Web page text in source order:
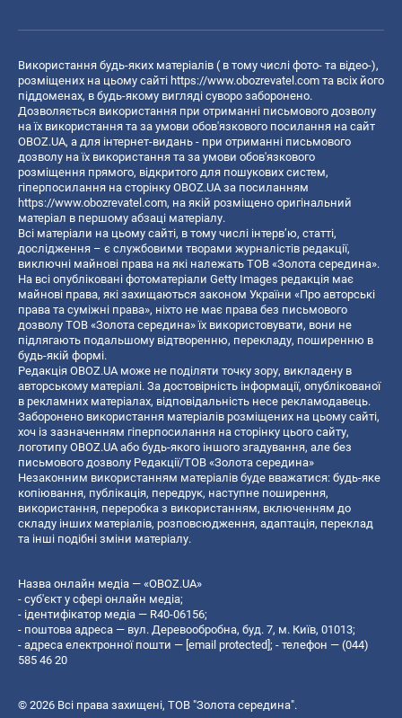
Використання будь-яких матеріалів ( в тому числі фото- та відео-),
розміщених на цьому сайті https://www.obozrevatel.com та всіх його
піддоменах, в будь-якому вигляді суворо заборонено.
Дозволяється використання при отриманні письмового дозволу
на їх використання та за умови обов'язкового посилання на сайт
OBOZ.UA, а для інтернет-видань - при отриманні письмового
дозволу на їх використання та за умови обов'язкового
розміщення прямого, відкритого для пошукових систем,
гіперпосилання на сторінку OBOZ.UA за посиланням
https://www.obozrevatel.com, на якій розміщено оригінальний
матеріал в першому абзаці матеріалу.
Всі матеріали на цьому сайті, в тому числі інтерв’ю, статті,
дослідження – є службовими творами журналістів редакції,
виключні майнові права на які належать ТОВ «Золота середина».
На всі опубліковані фотоматеріали Getty Images редакція має
майнові права, які захищаються законом України «Про авторські
права та суміжні права», ніхто не має права без письмового
дозволу ТОВ «Золота середина» їх використовувати, вони не
підлягають подальшому відтворенню, перекладу, поширенню в
будь-якій формі.
Редакція OBOZ.UA може не поділяти точку зору, викладену в
авторському матеріалі. За достовірність інформації, опублікованої
в рекламних матеріалах, відповідальність несе рекламодавець.
Заборонено використання матеріалів розміщених на цьому сайті,
хоч із зазначенням гіперпосилання на сторінку цього сайту,
логотипу OBOZ.UA або будь-якого іншого згадування, але без
письмового дозволу Редакції/ТОВ «Золота середина»
Незаконним використанням матеріалів буде вважатися: будь-яке
копiювання, публiкацiя, передрук, наступне поширення,
використання, переробка з використанням, включенням до
складу інших матеріалів, розповсюдження, адаптація, переклад
та інші подібні зміни матеріалу.
Назва онлайн медіа — «OBOZ.UA»
- суб'єкт у сфері онлайн медіа;
- ідентифікатор медіа — R40-06156;
- поштова адреса — вул. Деревообробна, буд. 7, м. Київ, 01013;
- адреса електронної пошти — [email protected] ; - телефон — (044)
585 46 20
© 2026 Всі права захищені, ТОВ "Золота середина".